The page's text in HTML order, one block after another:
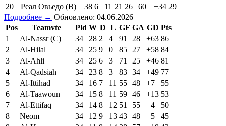
20
Реал Овьедо (В) 38 6 11 21 26 60 −34 29
Подробнее → Обновлено: 04.06.2026
Pos
Teamvte Pld W D L GF GA GD Pts
1
Al-Nassr (C) 34 28 2 4 91 28 +63 86
2
Al-Hilal 34 25 9 0 85 27 +58 84
3
Al-Ahli 34 25 6 3 71 25 +46 81
4
Al-Qadsiah 34 23 8 3 83 34 +49 77
5
Al-Ittihad 34 16 7 11 55 48 +7
55
6
Al-Taawoun 34 15 8 11 59 46 +13 53
7
Al-Ettifaq 34 14 8 12 51 55 −4
50
8
Neom 34 12 9 13 43 48 −5
45